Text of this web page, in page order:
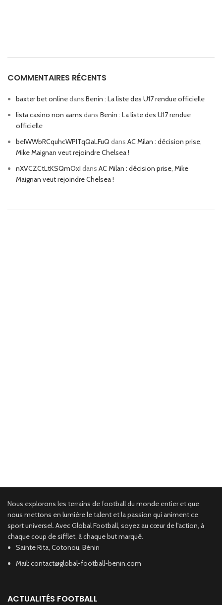
COMMENTAIRES RÉCENTS
baxter bet onlinedans Benin : La liste des U17 rendue officielle
lista casino non aams dans Benin : La liste des U17 rendue
officielle
beIWWbRCquhcWPITqQaLFuQ dans AC Milan : décision prise,
Mike Maignan veut rejoindre Chelsea !
nXVCZCtLtKSQmOxI dans AC Milan : décision prise, Mike
Maignan veut rejoindre Chelsea !
Nous explorons les terrains de football du monde entier et que
nous mettons en lumière le talent et la passion qui animent ce
sport universel. Avec Global Football, soyez au cœur de l'action, à
chaque coup de sifflet, à chaque but marqué.
Sainte Rita, Cotonou, Bénin
Mail: contact@global-football-benin.com
ACTUALITÉS FOOTBALL